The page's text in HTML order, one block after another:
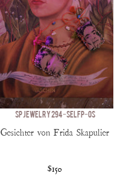
SP JEWELRY 294-SELFP-OS
Gesichter von Frida Skapulier
$150